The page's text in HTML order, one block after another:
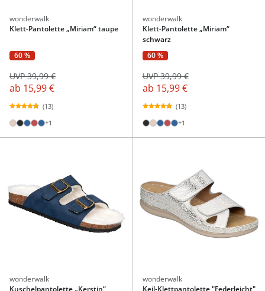
wonderwalk
Klett-Pantolette „Miriam“ taupe
60 %
ab 15,99 €
UVP 39,99 €
(13)
+1
wonderwalk
Klett-Pantolette „Miriam“
schwarz
60 %
ab 15,99 €
UVP 39,99 €
(13)
+1
wonderwalk
wonderwalk